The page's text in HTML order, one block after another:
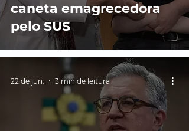
caneta emagrecedora
pelo SUS
22 de jun. 3 min de leitura